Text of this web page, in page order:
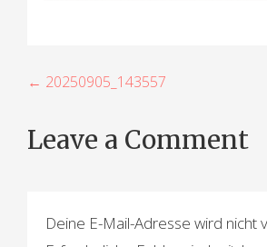
B
i
← 20250905_143557
Leave a Comment
Deine E-Mail-Adresse wird nicht